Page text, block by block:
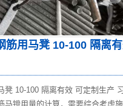
筋用马凳 10-100 隔离
凳 10-100 隔离有效 可定制生产
马镫用量的计算，需要综合考虑